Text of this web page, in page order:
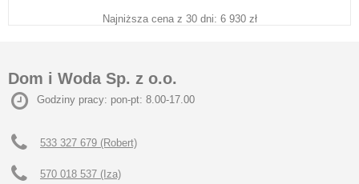
Najniższa cena z 30 dni: 6 930 zł
Dom i Woda Sp. z o.o.
Godziny pracy: pon-pt: 8.00-17.00
533 327 679 (Robert)
570 018 537 (Iza)